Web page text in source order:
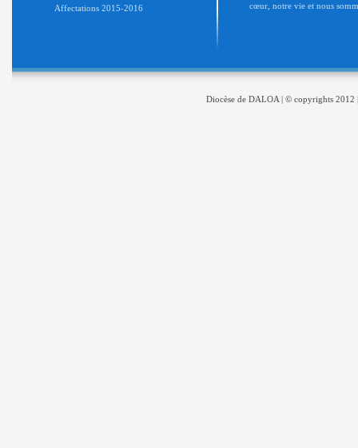
Affectations 2015-2016
cœur, notre vie et nous
Diocèse de DALOA | © copyrights